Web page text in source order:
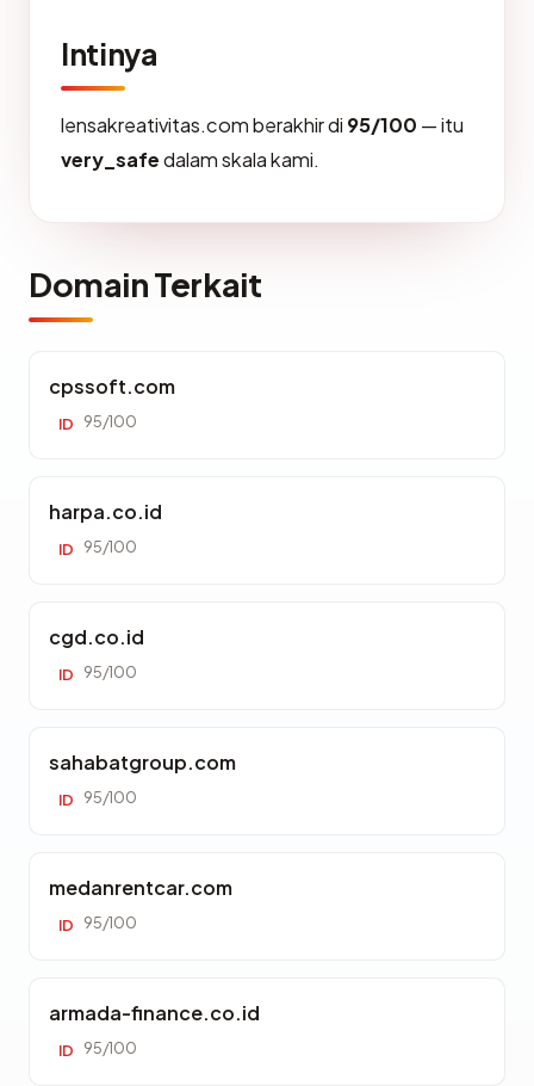
Intinya
lensakreativitas.com berakhir di 95/100 — itu
very_safedalam skala kami.
Domain Terkait
cpssoft.com
ID 95/100
harpa.co.id
ID 95/100
cgd.co.id
ID 95/100
sahabatgroup.com
ID 95/100
medanrentcar.com
ID 95/100
armada-finance.co.id
ID 95/100